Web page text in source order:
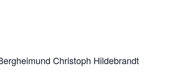
Christoph Hildebrandt